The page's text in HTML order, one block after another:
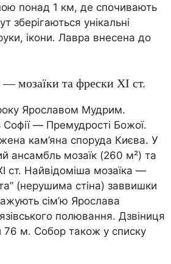
понад 1 км, де спочивають
зберігаються унікальні
ікони. Лавра внесена до
мозаїки та фрески XI ст.
Ярославом Мудрим.
— Премудрості Божої.
кам’яна споруда Києва. У
ансамбль мозаїк (260 м²) та
ст. Найвідоміша мозаїка —
(нерушима стіна) заввишки
сім’ю Ярослава
полювання. Дзвіниця
76 м. Собор також у списку